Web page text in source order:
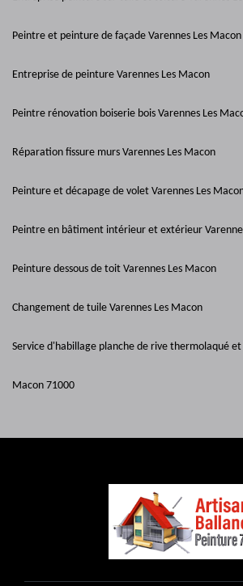
Peintre et peinture de façade Varennes Les Macon
Entreprise de peinture Varennes Les Macon
Peintre rénovation boiserie bois Varennes Les
Réparation fissure murs Varennes Les Macon
Peinture et décapage de volet Varennes Les
Peintre en bâtiment intérieur et extérieur
Peinture dessous de toit Varennes Les Macon
Changement de tuile Varennes Les Macon
Service d'habillage planche de rive thermolaqué et
Macon 71000